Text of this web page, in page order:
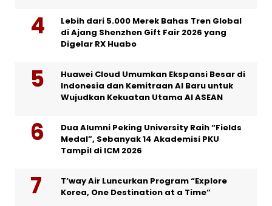
Lebih dari 5.000 Merek Bahas Tren Global
di Ajang Shenzhen Gift Fair 2026 yang
Digelar RX Huabo
Huawei Cloud Umumkan Ekspansi Besar di
Indonesia dan Kemitraan AI Baru untuk
Wujudkan Kekuatan Utama AI ASEAN
Dua Alumni Peking University Raih “Fields
Medal”, Sebanyak 14 Akademisi PKU
Tampil di ICM 2026
T’way Air Luncurkan Program “Explore
Korea, One Destination at a Time”